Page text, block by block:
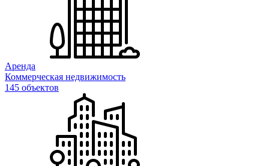
Аренда
Коммерческая недвижимость
145 объектов